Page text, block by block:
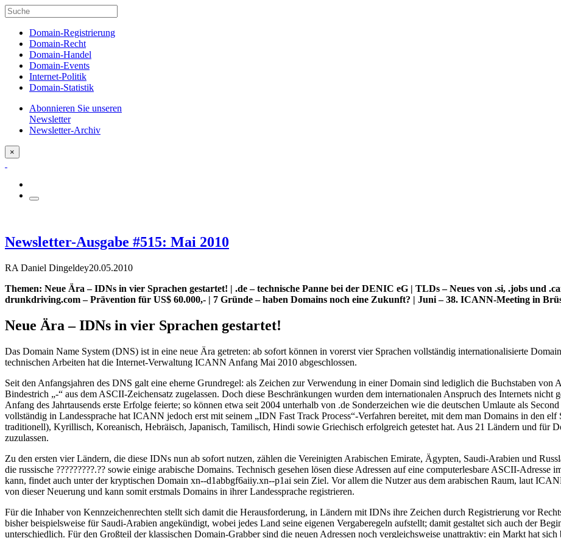
Domain-Registrierung
Domain-Recht
Domain-Handel
Domain-Events
Internet-Politik
Domain-Statistik
Abonnieren Sie unseren
Newsletter
Newsletter-Archiv
×
Newsletter-Ausgabe #515: Mai 2010
RA Daniel Dingeldey20.05.2010
Themen: Neue Ära – IDNs in vier Sprachen gestartet! | .de – technische Panne bei der DENIC eG | TLDs – Neues von .si, .jobs und
drunkdriving.com – Prävention für US$ 60.000,- | 7 Gründe – haben Domains noch eine Zukunft? | Juni – 38. ICANN-Meeting in
Neue Ära – IDNs in vier Sprachen gestartet!
Das Domain Name System (DNS) ist in eine neue Ära getreten: ab sofort können in vorerst vier Sprachen vollständig internationalisierte
technischen Arbeiten hat die Internet-Verwaltung ICANN Anfang Mai 2010 abgeschlossen.
Seit den Anfangsjahren des DNS galt eine eherne Grundregel: als Zeichen zur Verwendung in einer Domain sind lediglich die Buchstaben
Bindestrich „-“ aus dem ASCII-Zeichensatz zugelassen. Doch diese Beschränkungen wurden dem internationalen Anspruch des Internets
Anfang des Jahrtausends erste Erfolge feierte; so können etwa seit 2004 unterhalb von .de Sonderzeichen wie die deutschen Umlaute als
vollständig in Landessprache hat ICANN jedoch erst mit seinem „IDN Fast Track Process“-Verfahren bereitet, mit dem man Domains in den
traditionell), Kyrillisch, Koreanisch, Hebräisch, Japanisch, Tamilisch, Hindi sowie Griechisch erfolgreich getestet hat. Aus 21 Ländern und für
zuzulassen.
Zu den ersten vier Ländern, die diese IDNs nun ab sofort nutzen, zählen die Vereinigten Arabischen Emirate, Ägypten, Saudi-Arabien und
die russische ?????????.?? sowie einige arabische Domains. Technisch gesehen lösen diese Adressen auf eine computerlesbare ASCII-Adresse
kann, findet auch unter der kryptischen Domain xn--d1abbgf6aiiy.xn--p1ai sein Ziel. Vor allem die Nutzer aus dem arabischen Raum, laut
von dieser Neuerung und kann somit erstmals Domains in ihrer Landessprache registrieren.
Für die Inhaber von Kennzeichenrechten stellt sich damit die Herausforderung, in Ländern mit IDNs ihre Zeichen durch Registrierung vor
bisher beispielsweise für Saudi-Arabien angekündigt, wobei jedes Land seine eigenen Vergaberegeln aufstellt; damit gestaltet sich auch der
unterschiedlich. Für den Großteil der klassischen Domain-Grabber sind die neuen Adressen noch vergleichsweise unattraktiv: ein Markt hat